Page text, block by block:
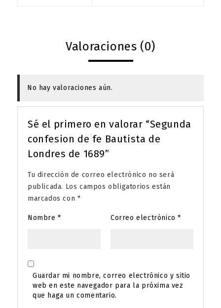
Valoraciones (0)
No hay valoraciones aún.
Sé el primero en valorar “Segunda
confesion de fe Bautista de
Londres de 1689”
Tu dirección de correo electrónico no será
publicada. Los campos obligatorios están
marcados con *
Nombre* Correo electrónico*
Guardar mi nombre, correo electrónico y sitio
web en este navegador para la próxima vez
que haga un comentario.